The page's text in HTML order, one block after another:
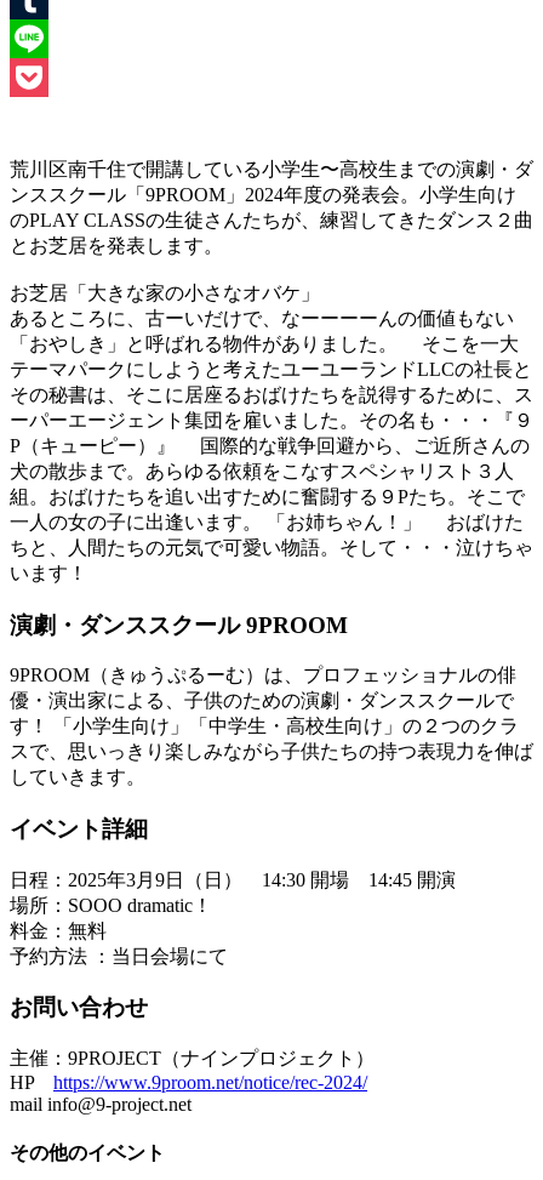
Tumblr
Line
荒川区南千住で開講している小学生〜高校生までの演劇・ダ
ンススクール「9PROOM」2024年度の発表会。小学生向け
のPLAY CLASSの生徒さんたちが、練習してきたダンス２曲
とお芝居を発表します。
お芝居「大きな家の小さなオバケ」
あるところに、古ーいだけで、なーーーーんの価値もない
「おやしき」と呼ばれる物件がありました。 そこを一大
テーマパークにしようと考えたユーユーランドLLCの社長と
その秘書は、そこに居座るおばけたちを説得するために、ス
ーパーエージェント集団を雇いました。その名も・・・『９
P（キューピー）』 国際的な戦争回避から、ご近所さんの
犬の散歩まで。あらゆる依頼をこなすスペシャリスト３人
組。おばけたちを追い出すために奮闘する９Pたち。そこで
一人の女の子に出逢います。 「お姉ちゃん！」 おばけた
ちと、人間たちの元気で可愛い物語。そして・・・泣けちゃ
います！
演劇・ダンススクール 9PROOM
9PROOM（きゅうぷるーむ）は、プロフェッショナルの俳
優・演出家による、子供のための演劇・ダンススクールで
す！ 「小学生向け」「中学生・高校生向け」の２つのクラ
スで、思いっきり楽しみながら子供たちの持つ表現力を伸ば
していきます。
イベント詳細
日程：2025年3月9日（日） 14:30 開場 14:45 開演
場所：SOOO dramatic！
料金：無料
予約方法 ：当日会場にて
お問い合わせ
主催：9PROJECT（ナインプロジェクト）
HP https://www.9proom.net/notice/rec-2024/
mail info@9-project.net
その他のイベント